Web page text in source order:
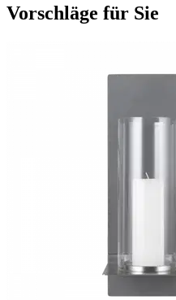
Vorschläge für Sie